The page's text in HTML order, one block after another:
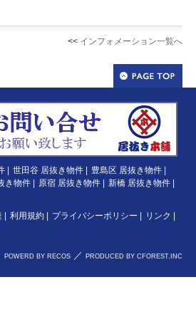
<< インフォメーション一覧へ
世田谷 居抜き物件 豊島区 居抜き物件
き物件 原宿 居抜き物件 新橋 居抜き物件
利用規約 プライバシーポリシー リンク
POWERD BY RECOS ／ PRODUCED BY CFOREST.INC